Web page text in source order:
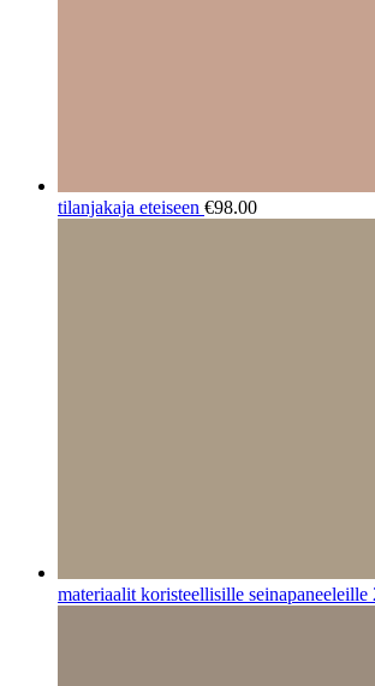
tilanjakaja eteiseen €98.00
materiaalit koristeellisille seinapaneeleille